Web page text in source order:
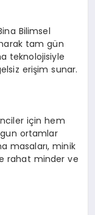
Bilimsel
tam gün
teknolojisiyle
erişim sunar.
için hem
ortamlar
masaları, minik
rahat minder ve